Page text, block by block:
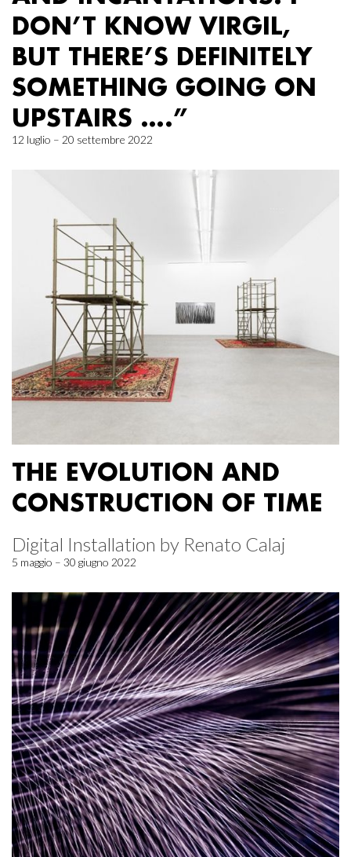
DON’T KNOW VIRGIL,
BUT THERE’S DEFINITELY
SOMETHING GOING ON
UPSTAIRS ….”
12 luglio – 20 settembre 2022
THE EVOLUTION AND
CONSTRUCTION OF TIME
Digital Installation by Renato Calaj
5 maggio – 30 giugno 2022